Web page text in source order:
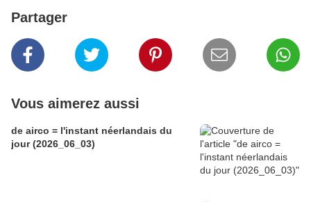
Partager
Vous aimerez aussi
de airco = l'instant néerlandais du
jour (2026_06_03)